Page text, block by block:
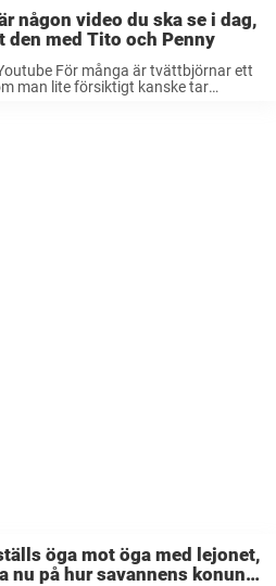
någon video du ska se i dag,
den med Tito och Penny
För många är tvättbjörnar ett
man lite försiktigt kanske tar
öga mot öga med lejonet,
nu på hur savannens konung